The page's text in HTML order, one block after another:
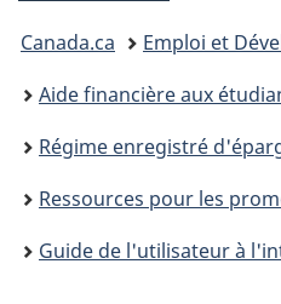
Vous
êtes
ici :
Canada.ca
Emploi et
Aide financière aux
Régime enregistré
Ressources pour les
Guide de l'utilisateur à l'intention des fournisseurs de Régime